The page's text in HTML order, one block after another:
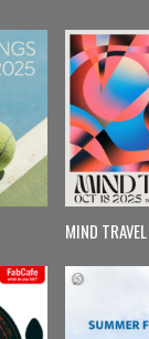
MIND TRAVEL